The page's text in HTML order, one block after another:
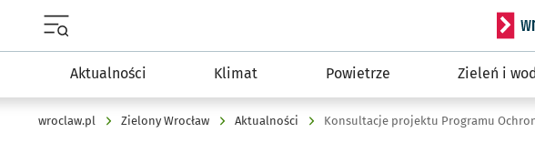
Aktualności Klimat Powietrze Zieleń i
wroclaw.pl Zielony Wrocław Aktualności Konsultacje projektu Programu